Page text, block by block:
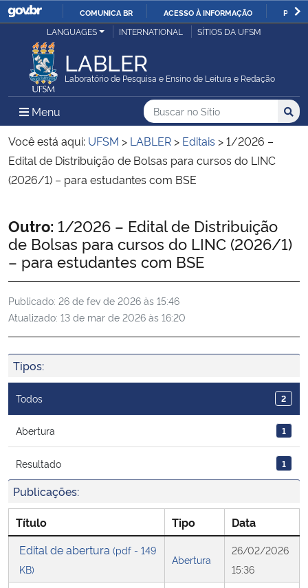
IR
COMUNICA BR ACESSO À INFORMAÇÃO
Ministério da Justiça e Segurança Pública
Ministério da Defesa
Ministério das Relações Exteriores
Ministério da Economia
Ministério da Agricultura, Pecuária e Abastecimento
Ministério da Educação
Ministério da Cidadania
Ministério da Saúde
Ministério da Ciência, Tecnologia, Inovações e Comunicações
Ministério do Meio Ambiente
Ministério do Turismo
Ministério do Desenvolvimento Regional
Controladoria-Geral da União
LANGUAGES INTERNATIONAL SÍTIOS DA UFSM
LABLER
Laboratório de Pesquisa e Ensino de Leitura e Redação
Menu Menu Principal do Sítio
Busca
Buscar no no Sítio
Busca:
Você está aqui: UFSM > LABLER > Editais >1/2026 –
Edital de Distribuição de Bolsas para cursos do LINC
(2026/1) – para estudantes com BSE
Início do conteúdo
Outro: 1/2026 – Edital de Distribuição
de Bolsas para cursos do LINC (2026/1)
– para estudantes com BSE
Publicado: 26 de fev de 2026 às 15:46
Atualizado: 13 de mar de 2026 às 16:20
Tipos:
Todos 2
Abertura 1
Resultado 1
Publicações:
Título Tipo
Data
Edital de abertura (pdf - 149
KB)
Abertura
26/02/2026
15:36